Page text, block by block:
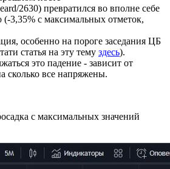
2630) превратился во вполне себе
3,35% с максимальных отметок,
особенно на пороге заседания ЦБ
статья на эту тему здесь).
это падение - зависит от
сколько все напряжены.
с максимальных значений